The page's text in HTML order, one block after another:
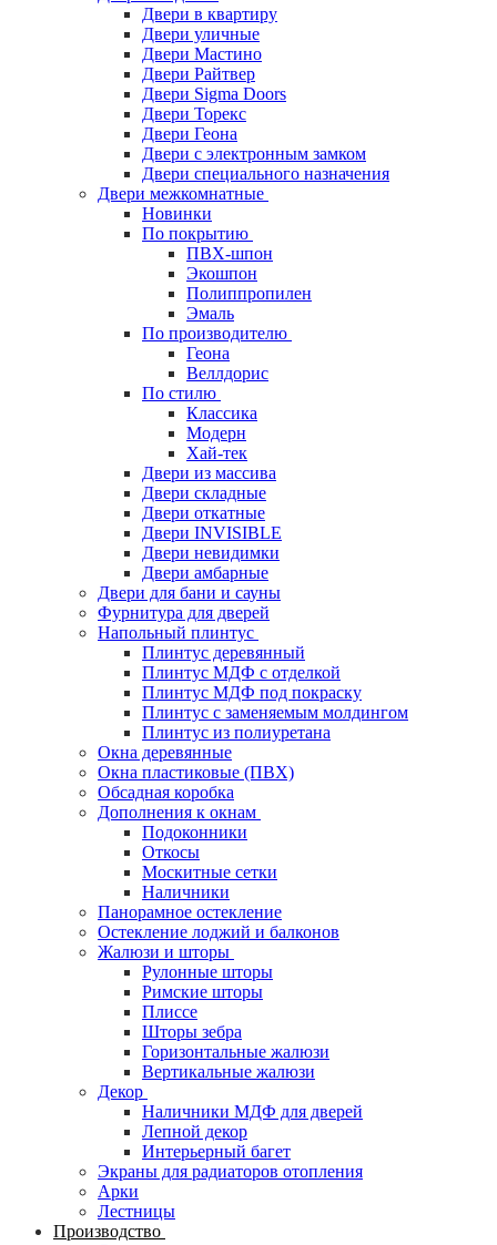
Двери в квартиру
Двери уличные
Двери Мастино
Двери Райтвер
Двери Sigma Doors
Двери Торекс
Двери Геона
Двери с электронным замком
Двери специального назначения
Двери межкомнатные
Новинки
По покрытию
ПВХ-шпон
Экошпон
Полиппропилен
Эмаль
По производителю
Геона
Веллдорис
По стилю
Классика
Модерн
Хай-тек
Двери из массива
Двери складные
Двери откатные
Двери INVISIBLE
Двери невидимки
Двери амбарные
Двери для бани и сауны
Фурнитура для дверей
Напольный плинтус
Плинтус деревянный
Плинтус МДФ с отделкой
Плинтус МДФ под покраску
Плинтус с заменяемым молдингом
Плинтус из полиуретана
Окна деревянные
Окна пластиковые (ПВХ)
Обсадная коробка
Дополнения к окнам
Подоконники
Откосы
Москитные сетки
Наличники
Панорамное остекление
Остекление лоджий и балконов
Жалюзи и шторы
Рулонные шторы
Римские шторы
Плиссе
Шторы зебра
Горизонтальные жалюзи
Вертикальные жалюзи
Декор
Наличники МДФ для дверей
Лепной декор
Интерьерный багет
Экраны для радиаторов отопления
Арки
Лестницы
Производство